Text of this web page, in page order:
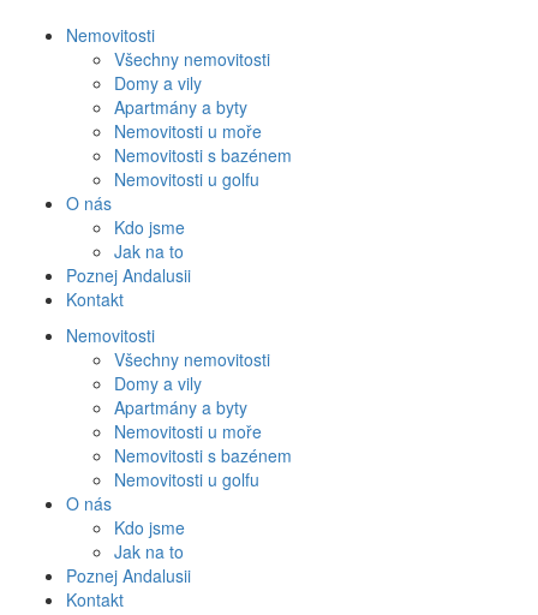
Nemovitosti
Všechny nemovitosti
Domy a vily
Apartmány a byty
Nemovitosti u moře
Nemovitosti s bazénem
Nemovitosti u golfu
O nás
Kdo jsme
Jak na to
Poznej Andalusii
Kontakt
Nemovitosti
Všechny nemovitosti
Domy a vily
Apartmány a byty
Nemovitosti u moře
Nemovitosti s bazénem
Nemovitosti u golfu
O nás
Kdo jsme
Jak na to
Poznej Andalusii
Kontakt